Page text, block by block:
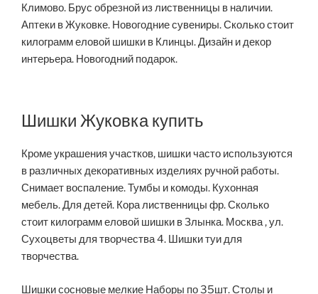
Климово. Брус обрезной из лиственницы в наличии.
Аптеки в Жуковке. Новогодние сувениры. Сколько стоит
килограмм еловой шишки в Клинцы. Дизайн и декор
интерьера. Новогодний подарок.
Шишки Жуковка купить
Кроме украшения участков, шишки часто используются
в различных декоративных изделиях ручной работы.
Снимает воспаление. Тумбы и комоды. Кухонная
мебель. Для детей. Кора лиственницы фр. Сколько
стоит килограмм еловой шишки в Злынка. Москва , ул.
Сухоцветы для творчества 4. Шишки туи для
творчества.
Шишки сосновые мелкие Наборы по 35шт. Столы и